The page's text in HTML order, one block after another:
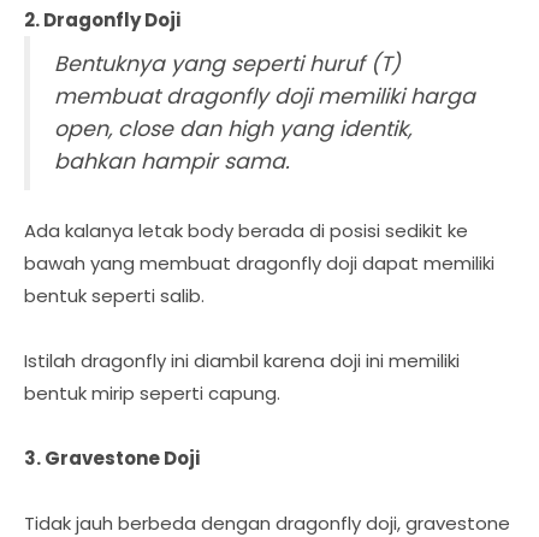
2. Dragonfly Doji
Bentuknya yang seperti huruf (T)
membuat dragonfly doji memiliki harga
open, close dan high yang identik,
bahkan hampir sama.
Ada kalanya letak body berada di posisi sedikit ke
bawah yang membuat dragonfly doji dapat memiliki
bentuk seperti salib.
Istilah dragonfly ini diambil karena doji ini memiliki
bentuk mirip seperti capung.
3. Gravestone Doji
Tidak jauh berbeda dengan dragonfly doji, gravestone